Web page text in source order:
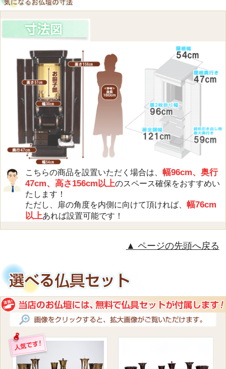
こちらの商品を設置いただく場合は、幅96cm、奥行
47cm、高さ156cm以上のスペース確保をおすすめい
たします！
ただし、扉の角度を内側に向けて頂ければ、幅76cm
以上あれば設置可能です！
ページの先頭へ戻る